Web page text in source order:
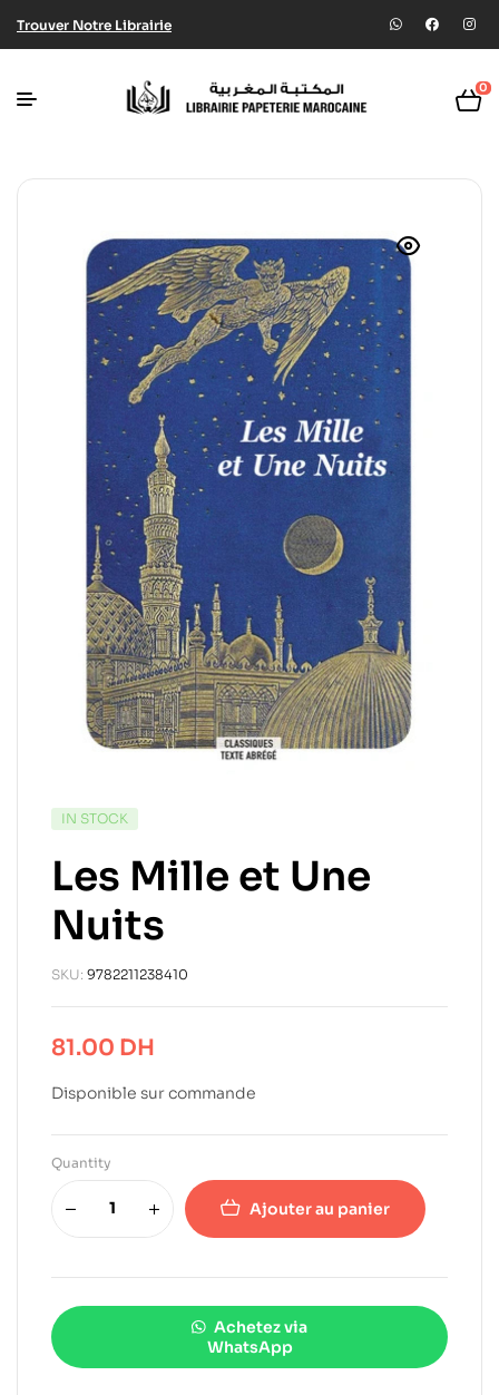
Trouver Notre Librairie
0
IN STOCK
Les Mille et Une
Nuits
SKU: 9782211238410
81.00 DH
Disponible sur commande
Quantity
Ajouter au panier
Achetez via
WhatsApp